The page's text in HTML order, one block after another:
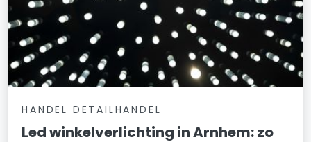
HANDEL DETAILHANDEL
Led winkelverlichting in Arnhem: zo